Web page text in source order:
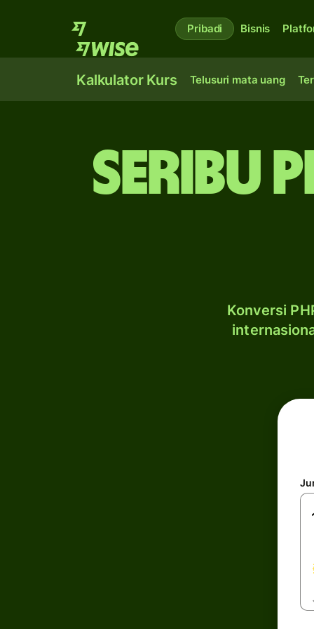
Pribadi Bisnis
Kalkulator Kurs Telusuri mata uang
seribu
Konversi